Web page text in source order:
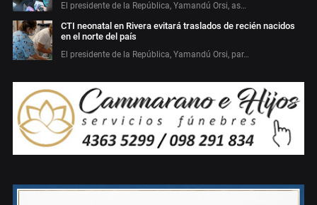
El presidente de la República, Yamandú Orsi, as…
CTI neonatal en Rivera evitará traslados de recién nacidos
en el norte del país
El presidente de la República, Yamandú Orsi, par…